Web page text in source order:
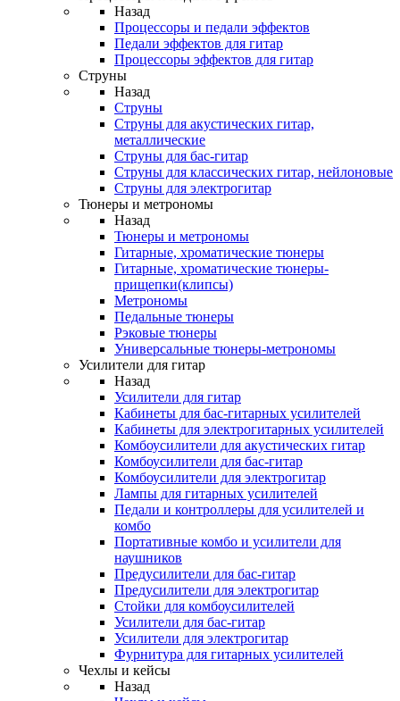
Назад
Процессоры и педали эффектов
Педали эффектов для гитар
Процессоры эффектов для гитар
Струны
Назад
Струны
Струны для акустических гитар,
металлические
Струны для бас-гитар
Струны для классических гитар, нейлоновые
Струны для электрогитар
Тюнеры и метрономы
Назад
Тюнеры и метрономы
Гитарные, хроматические тюнеры
Гитарные, хроматические тюнеры-
прищепки(клипсы)
Метрономы
Педальные тюнеры
Рэковые тюнеры
Универсальные тюнеры-метрономы
Усилители для гитар
Назад
Усилители для гитар
Кабинеты для бас-гитарных усилителей
Кабинеты для электрогитарных усилителей
Комбоусилители для акустических гитар
Комбоусилители для бас-гитар
Комбоусилители для электрогитар
Лампы для гитарных усилителей
Педали и контроллеры для усилителей и
комбо
Портативные комбо и усилители для
наушников
Предусилители для бас-гитар
Предусилители для электрогитар
Стойки для комбоусилителей
Усилители для бас-гитар
Усилители для электрогитар
Фурнитура для гитарных усилителей
Чехлы и кейсы
Назад